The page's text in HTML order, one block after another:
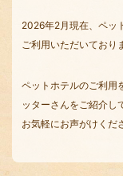
2026年2月現在、ペッ
ご利用いただいており
ペットホテルのご利用
ッターさんをご紹介し
お気軽にお声がけくだ